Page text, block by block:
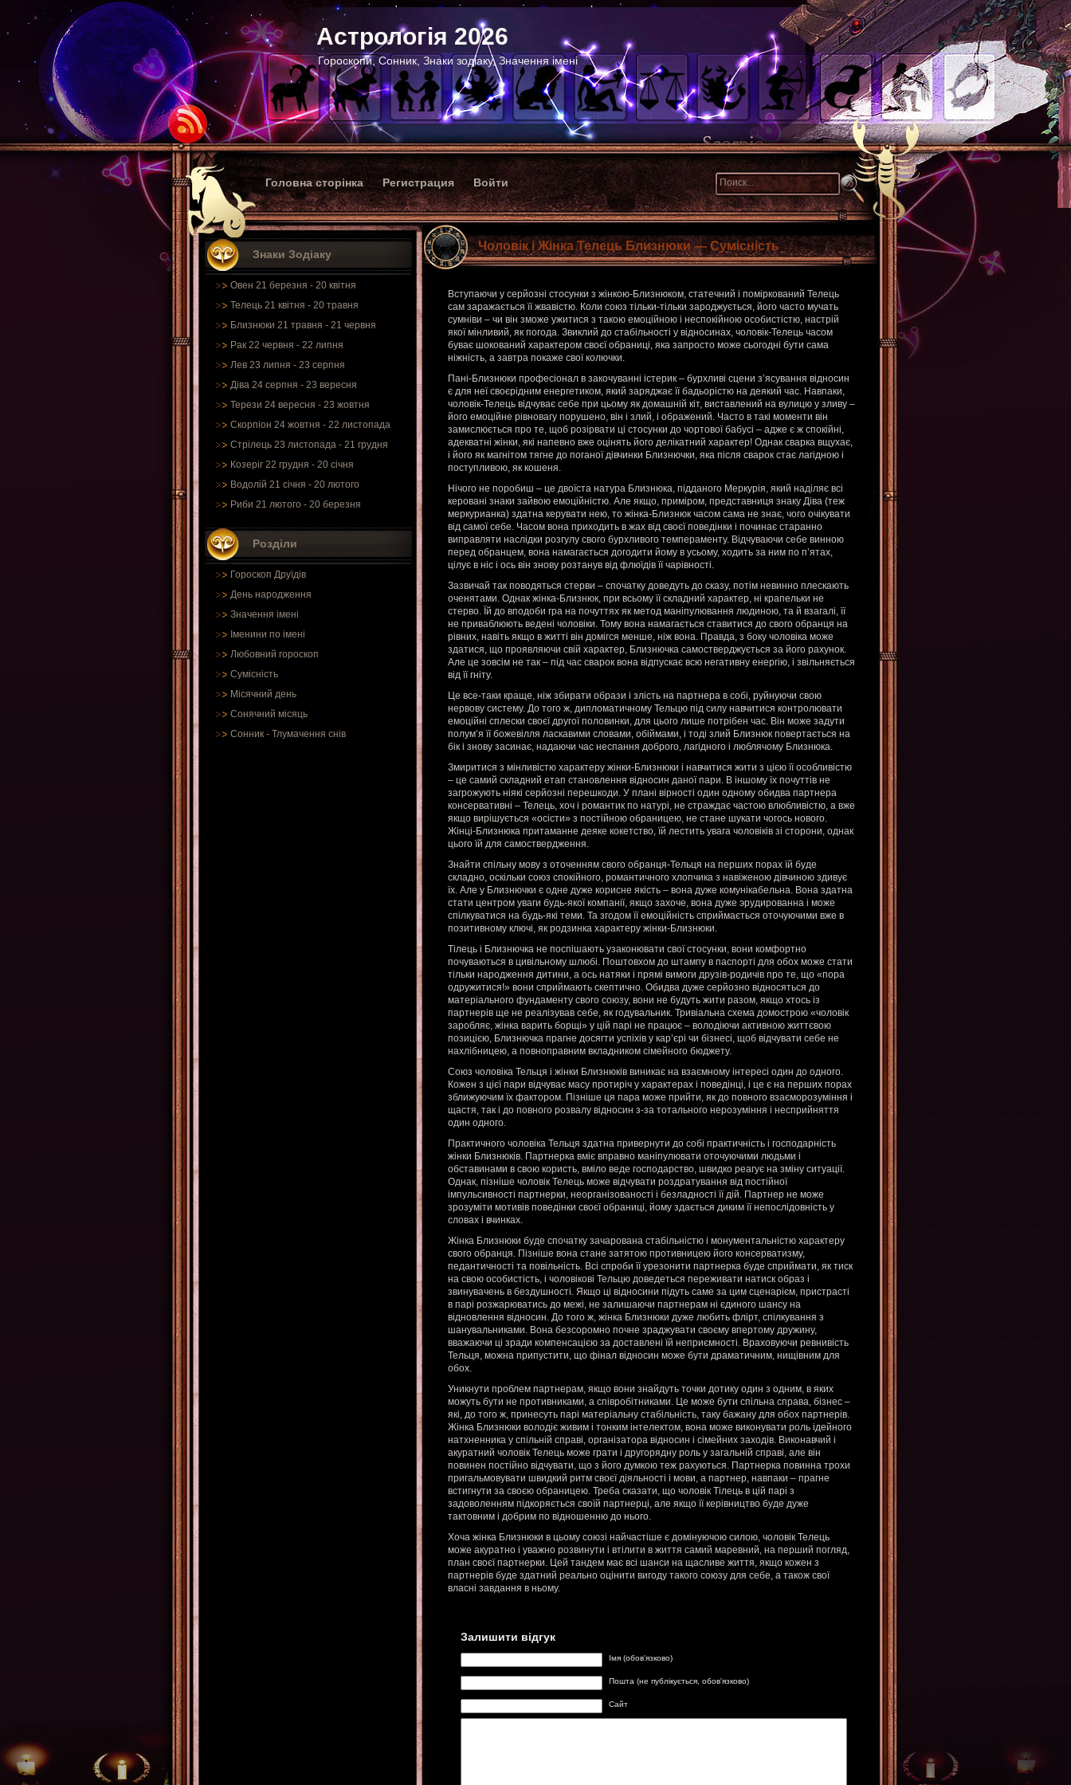
Астрологія 2026
Гороскопи, Сонник, Знаки зодіаку, Значення імені
Головна сторінка Регистрация Войти
Знаки Зодіаку
Овен 21 березня - 20 квітня
Телець 21 квітня - 20 травня
Близнюки 21 травня - 21 червня
Рак 22 червня - 22 липня
Лев 23 липня - 23 серпня
Діва 24 серпня - 23 вересня
Терези 24 вересня - 23 жовтня
Скорпіон 24 жовтня - 22 листопада
Стрілець 23 листопада - 21 грудня
Козеріг 22 грудня - 20 січня
Водолій 21 січня - 20 лютого
Риби 21 лютого - 20 березня
Розділи
Гороскоп Друїдів
День народження
Значення імені
Іменини по імені
Любовний гороскоп
Сумісність
Місячний день
Сонячний місяць
Сонник - Тлумачення снів
Чоловік і Жінка Телець Близнюки — Сумісність
Вступаючи у серйозні стосунки з жінкою-Близнюком, статечний і поміркований Телець
сам заражається її жвавістю. Коли союз тільки-тільки зароджується, його часто мучать
сумніви – чи він зможе ужитися з такою емоційною і неспокійною особистістю, настрій
якої мінливий, як погода. Звиклий до стабільності у відносинах, чоловік-Телець часом
буває шокований характером своєї обраниці, яка запросто може сьогодні бути сама
ніжність, а завтра покаже свої колючки.
Пані-Близнюки професіонал в закочуванні істерик – бурхливі сцени з’ясування відносин
є для неї своєрідним енергетиком, який заряджає її бадьорістю на деякий час. Навпаки,
чоловік-Телець відчуває себе при цьому як домашній кіт, виставлений на вулицю у зливу –
його емоційне рівновагу порушено, він і злий, і ображений. Часто в такі моменти він
замислюється про те, щоб розірвати ці стосунки до чортової бабусі – адже є ж спокійні,
адекватні жінки, які напевно вже оцінять його делікатний характер! Однак сварка вщухає,
і його як магнітом тягне до поганої дівчинки Близнючки, яка після сварок стає лагідною і
поступливою, як кошеня.
Нічого не поробиш – це двоїста натура Близнюка, підданого Меркурія, який наділяє всі
керовані знаки зайвою емоційністю. Але якщо, приміром, представниця знаку Діва (теж
меркурианка) здатна керувати нею, то жінка-Близнюк часом сама не знає, чого очікувати
від самої себе. Часом вона приходить в жах від своєї поведінки і починає старанно
виправляти наслідки розгулу свого бурхливого темпераменту. Відчуваючи себе винною
перед обранцем, вона намагається догодити йому в усьому, ходить за ним по п’ятах,
цілує в ніс і ось він знову розтанув від флюїдів її чарівності.
Зазвичай так поводяться стерви – спочатку доведуть до сказу, потім невинно плескають
оченятами. Однак жінка-Близнюк, при всьому її складний характер, ні крапельки не
стерво. Їй до вподоби гра на почуттях як метод маніпулювання людиною, та й взагалі, її
не приваблюють ведені чоловіки. Тому вона намагається ставитися до свого обранця на
рівних, навіть якщо в житті він домігся менше, ніж вона. Правда, з боку чоловіка може
здатися, що проявляючи свій характер, Близнючка самостверджується за його рахунок.
Але це зовсім не так – під час сварок вона відпускає всю негативну енергію, і звільняється
від її гніту.
Це все-таки краще, ніж збирати образи і злість на партнера в собі, руйнуючи свою
нервову систему. До того ж, дипломатичному Тельцю під силу навчитися контролювати
емоційні сплески своєї другої половинки, для цього лише потрібен час. Він може задути
полум’я її божевілля ласкавими словами, обіймами, і тоді злий Близнюк повертається на
бік і знову засинає, надаючи час неспання доброго, лагідного і люблячому Близнюка.
Змиритися з мінливістю характеру жінки-Близнюки і навчитися жити з цією її особливістю
– це самий складний етап становлення відносин даної пари. В іншому їх почуттів не
загрожують ніякі серйозні перешкоди. У плані вірності один одному обидва партнера
консервативні – Телець, хоч і романтик по натурі, не страждає частою влюбливістю, а вже
якщо вирішується «осісти» з постійною обраницею, не стане шукати чогось нового.
Жінці-Близнюка притаманне деяке кокетство, їй лестить увага чоловіків зі сторони, однак
цього їй для самоствердження.
Знайти спільну мову з оточенням свого обранця-Тельця на перших порах їй буде
складно, оскільки союз спокійного, романтичного хлопчика з навіженою дівчиною здивує
їх. Але у Близнючки є одне дуже корисне якість – вона дуже комунікабельна. Вона здатна
стати центром уваги будь-якої компанії, якщо захоче, вона дуже эрудированна і може
спілкуватися на будь-які теми. Та згодом її емоційність сприймається оточуючими вже в
позитивному ключі, як родзинка характеру жінки-Близнюки.
Тілець і Близнючка не поспішають узаконювати свої стосунки, вони комфортно
почуваються в цивільному шлюбі. Поштовхом до штампу в паспорті для обох може стати
тільки народження дитини, а ось натяки і прямі вимоги друзів-родичів про те, що «пора
одружитися!» вони сприймають скептично. Обидва дуже серйозно відносяться до
матеріального фундаменту свого союзу, вони не будуть жити разом, якщо хтось із
партнерів ще не реалізував себе, як годувальник. Тривіальна схема домострою «чоловік
заробляє, жінка варить борщі» у цій парі не працює – володіючи активною життєвою
позицією, Близнючка прагне досягти успіхів у кар’єрі чи бізнесі, щоб відчувати себе не
нахлібницею, а повноправним вкладником сімейного бюджету.
Союз чоловіка Тельця і жінки Близнюків виникає на взаємному інтересі один до одного.
Кожен з цієї пари відчуває масу протиріч у характерах і поведінці, і це є на перших порах
зближуючим їх фактором. Пізніше ця пара може прийти, як до повного взаєморозуміння і
щастя, так і до повного розвалу відносин з-за тотального нерозуміння і несприйняття
один одного.
Практичного чоловіка Тельця здатна привернути до собі практичність і господарність
жінки Близнюків. Партнерка вміє вправно маніпулювати оточуючими людьми і
обставинами в свою користь, вміло веде господарство, швидко реагує на зміну ситуації.
Однак, пізніше чоловік Телець може відчувати роздратування від постійної
імпульсивності партнерки, неорганізованості і безладності її дій. Партнер не може
зрозуміти мотивів поведінки своєї обраниці, йому здається диким її непослідовність у
словах і вчинках.
Жінка Близнюки буде спочатку зачарована стабільністю і монументальністю характеру
свого обранця. Пізніше вона стане затятою противницею його консерватизму,
педантичності та повільність. Всі спроби її урезонити партнерка буде сприймати, як тиск
на свою особистість, і чоловікові Тельцю доведеться переживати натиск образ і
звинувачень в бездушності. Якщо ці відносини підуть саме за цим сценарієм, пристрасті
в парі розжарюватись до межі, не залишаючи партнерам ні єдиного шансу на
відновлення відносин. До того ж, жінка Близнюки дуже любить флірт, спілкування з
шанувальниками. Вона безсоромно почне зраджувати своєму впертому дружину,
вважаючи ці зради компенсацією за доставлені їй неприємності. Враховуючи ревнивість
Тельця, можна припустити, що фінал відносин може бути драматичним, нищівним для
обох.
Уникнути проблем партнерам, якщо вони знайдуть точки дотику один з одним, в яких
можуть бути не противниками, а співробітниками. Це може бути спільна справа, бізнес –
які, до того ж, принесуть парі матеріальну стабільність, таку бажану для обох партнерів.
Жінка Близнюки володіє живим і тонким інтелектом, вона може виконувати роль ідейного
натхненника у спільній справі, організатора відносин і сімейних заходів. Виконавчий і
акуратний чоловік Телець може грати і другорядну роль у загальній справі, але він
повинен постійно відчувати, що з його думкою теж рахуються. Партнерка повинна трохи
пригальмовувати швидкий ритм своєї діяльності і мови, а партнер, навпаки – прагне
встигнути за своєю обраницею. Треба сказати, що чоловік Тілець в цій парі з
задоволенням підкоряється своїй партнерці, але якщо її керівництво буде дуже
тактовним і добрим по відношенню до нього.
Хоча жінка Близнюки в цьому союзі найчастіше є домінуючою силою, чоловік Телець
може акуратно і уважно розвинути і втілити в життя самий маревний, на перший погляд,
план своєї партнерки. Цей тандем має всі шанси на щасливе життя, якщо кожен з
партнерів буде здатний реально оцінити вигоду такого союзу для себе, а також свої
власні завдання в ньому.
Залишити відгук
Імя (обов'язково)
Пошта (не публікується, обов'язково)
Сайт